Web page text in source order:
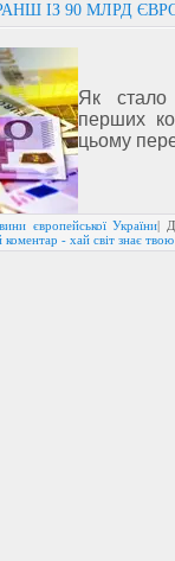
ІЗ 90 МЛРД
Як стало
перших
цьому
європейської України|
коментар - хай світ знає